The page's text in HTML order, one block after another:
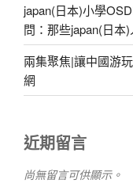
japan(日本)小學
問：那些japan(日本
兩集聚焦|讓中國游
網
近期留言
尚無留言可供顯示。